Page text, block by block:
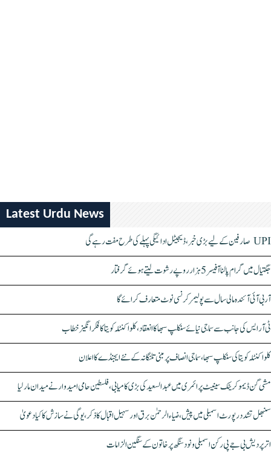
Latest Urdu News
UPI صارفین کے لیے بڑی خبر، ڈیجیٹل ادائیگی پہلے کی طرح مفت رہے گی
جگتیال میں گرام پالنا آفیسر 5 ہزار روپے رشوت لیتے ہوئے گرفتار
آر بی آئی آئندہ مالی سال سے پولیمر کرنسی نوٹ متعارف کرائے گا
ٹی آر ایس کی جانب سے سماجی نیائے سنکلپ سبھا کا انعقاد، کلواکنٹلہ کویتا کا فکر انگیز خطاب
کلواکنٹلہ کویتا کی سنکلپ سبھا، سماجی انصاف پر مبنی تلنگانہ کے نئے ایجنڈے کا اعلان
مشی گن ڈیموکریٹک سینیٹ پرائمری میں عبدالسعید کی بڑی کامیابی، فلسطین حامی امیدوار نے میدان مار لیا
سنبھل تشدد رپورٹ اسمبلی میں پیش، ضیاء الرحمٰن برق اور سہیل اقبال کا ذکر، یوگی نے سازش کا کیا دعویٰ
اتر پردیش بی جے پی رکن اسمبلی ونود سنگھ پر خاتون کے سنگین الزامات